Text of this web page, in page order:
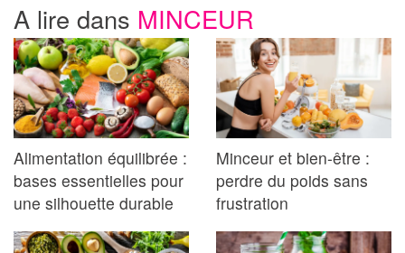
A lire dans MINCEUR
Alimentation équilibrée :
bases essentielles pour
une silhouette durable
Minceur et bien-être :
perdre du poids sans
frustration